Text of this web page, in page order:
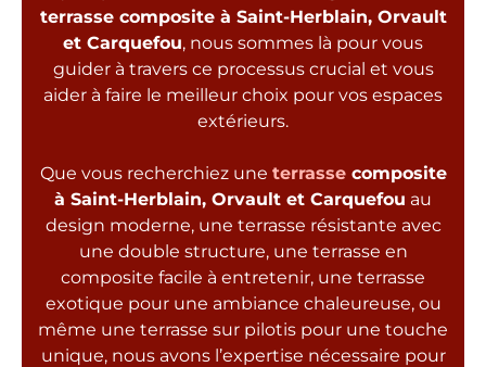
terrasse composite à Saint-Herblain, Orvault
et Carquefou, nous sommes là pour vous
guider à travers ce processus crucial et vous
aider à faire le meilleur choix pour vos espaces
extérieurs.
Que vous recherchiez une terrassecomposite
à Saint-Herblain, Orvault et Carquefou au
design moderne, une terrasse résistante avec
une double structure, une terrasse en
composite facile à entretenir, une terrasse
exotique pour une ambiance chaleureuse, ou
même une terrasse sur pilotis pour une touche
unique, nous avons l’expertise nécessaire pour